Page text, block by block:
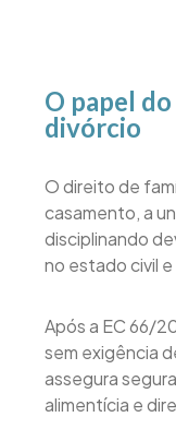
O papel
divórcio
O direito de
casamento, a
disciplinando
no estado civil
Após a EC 66/
sem exigência
assegura
alimentícia e